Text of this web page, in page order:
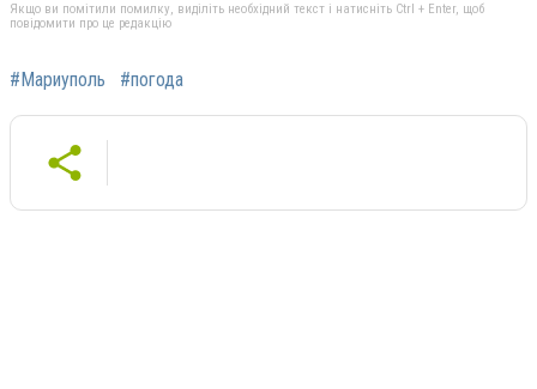
Якщо ви помітили помилку, виділіть необхідний текст і натисніть Ctrl + Enter, щоб
повідомити про це редакцію
#Мариуполь #погода